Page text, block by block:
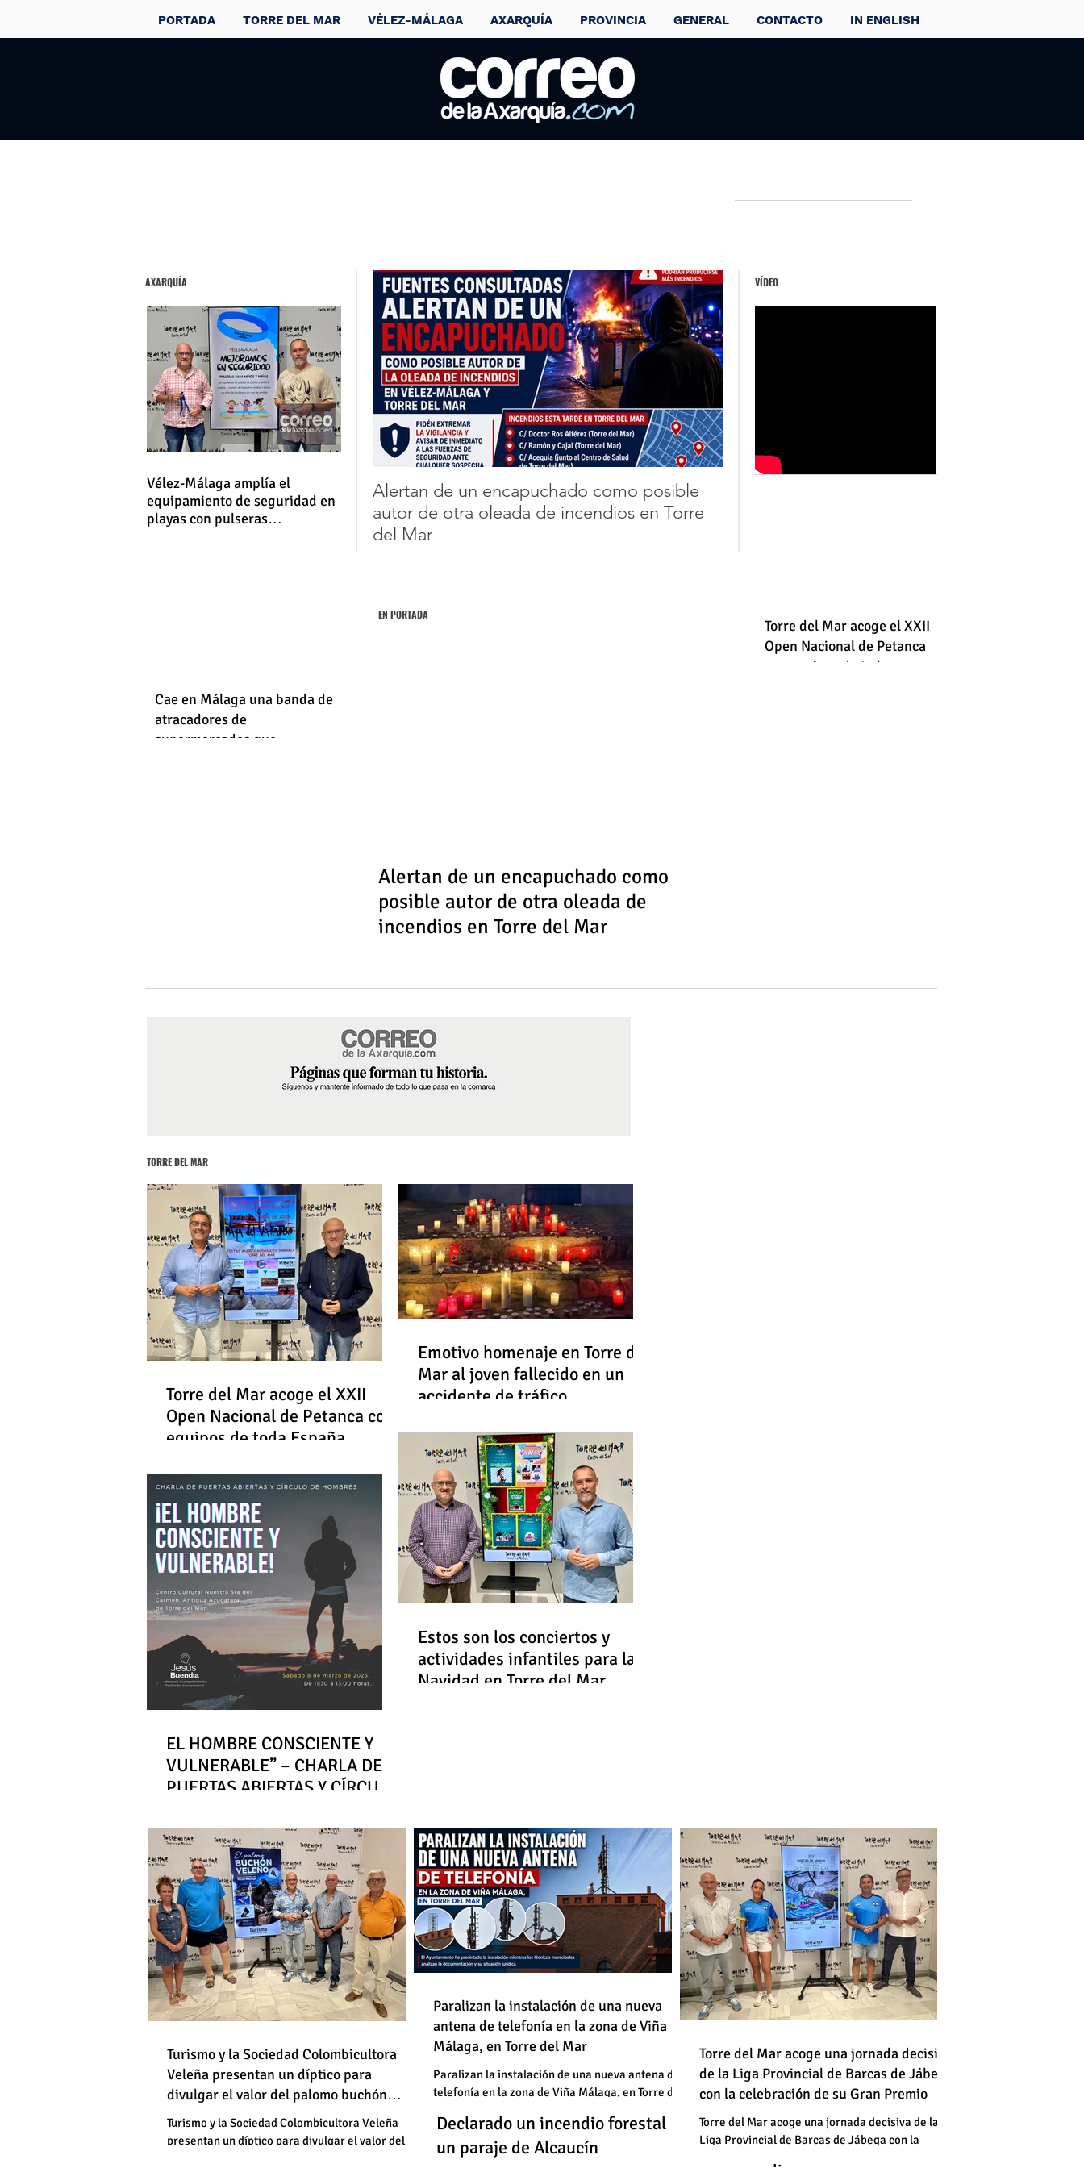
PORTADA TORRE DEL MAR VÉLEZ-MÁLAGA AXARQUÍA PROVINCIA GENERAL CONTACTO IN ENGLISH
La torreña Marta
López ficha por el
primer equipo
femenino de
ciclismo de
carretera de
Andalucía
VÍDEO
AXARQUÍA
Vélez-Málaga amplía el
equipamiento de seguridad en
playas con pulseras
Encabezado 2
Alertan de un encapuchado como posible
autor de otra oleada de incendios en Torre
del Mar
Cae en Málaga una banda de
atracadores de
supermercados que
EN PORTADA
Alertan de un encapuchado como
posible autor de otra oleada de
incendios en Torre del Mar
Torre del Mar acoge el XXII
Open Nacional de Petanca
con equipos de toda
TORRE DEL MAR
Torre del Mar acoge el XXII
Open Nacional de Petanca con
equipos de toda España
Emotivo homenaje en Torre del
Mar al joven fallecido en un
accidente de tráfico
EL HOMBRE CONSCIENTE Y
VULNERABLE” – CHARLA DE
PUERTAS ABIERTAS Y CÍRCULO
Estos son los conciertos y
actividades infantiles para la
Navidad en Torre del Mar
Destapan una "falsedad" de
Torrox sí se paga tasa de basura"
Declarado un incendio forestal en
un paraje de Alcaucín
Un vehículo en llamas atraviesa
una vía en Torre del Mar junto a
una gasolinera
Destapan una "falsedad" de
Óscar Medina y José Pino: "En
Torrox sí se paga tasa de basura"
Declarado un incendio forestal en
un paraje de Alcaucín
Un vehículo en llamas atraviesa
una vía en Torre del Mar junto a
Turismo y la Sociedad Colombicultora
Veleña presentan un díptico para
divulgar el valor del palomo buchón
veleño
Turismo y la Sociedad Colombicultora Veleña
presentan un díptico para divulgar el valor del
Paralizan la instalación de una nueva
antena de telefonía en la zona de Viña
Málaga, en Torre del Mar
Paralizan la instalación de una nueva antena de
telefonía en la zona de Viña Málaga, en Torre del
Torre del Mar acoge una jornada decisiva
de la Liga Provincial de Barcas de Jábega
con la celebración de su Gran Premio
Torre del Mar acoge una jornada decisiva de la
Liga Provincial de Barcas de Jábega con la